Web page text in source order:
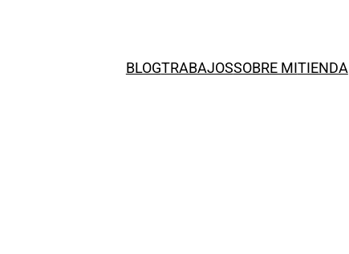
BLOGTRABAJOSSOBRE MITIENDA